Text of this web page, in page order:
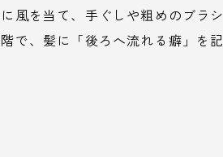
風を当て、手ぐしや粗めのブラシ
で、髪に「後ろへ流れる癖」を記